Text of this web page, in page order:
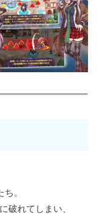
。
破れてしまい、